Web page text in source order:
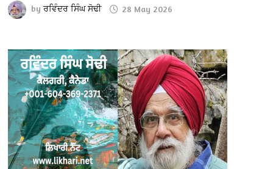
byਰਵਿੰਦਰ ਸਿੰਘ ਸੋਢੀ 28 May 2026